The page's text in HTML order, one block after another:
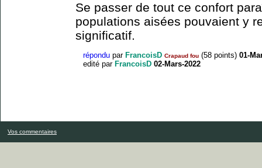
Se passer de tout ce confort
populations aisées pouvaient y
significatif.
répondu par FrancoisD Crapaud fou (58 points) 01-
edité par FrancoisD 02-Mars-2022
Vos commentaires